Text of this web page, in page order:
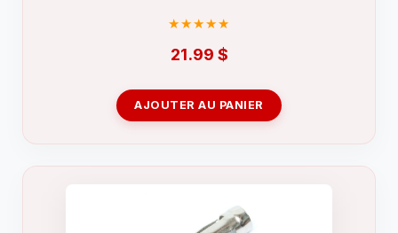
21.99 $
AJOUTER AU PANIER